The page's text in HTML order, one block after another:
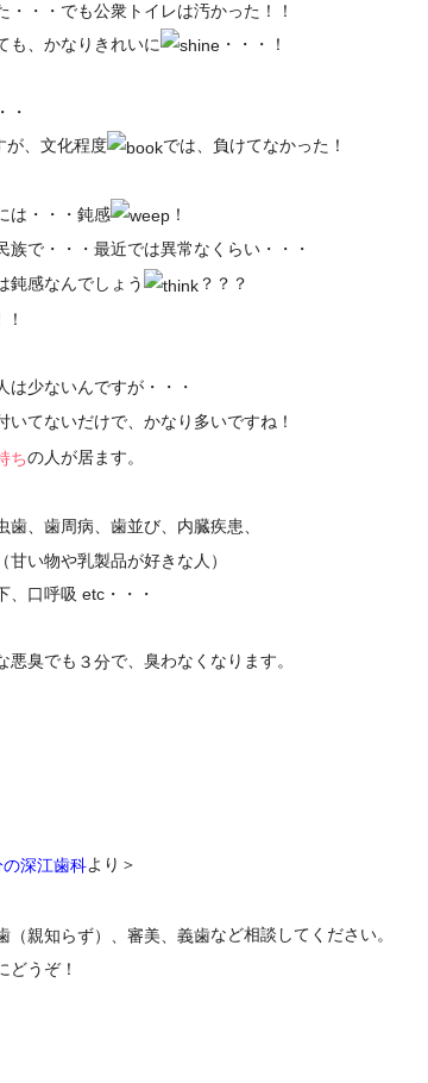
・・でも公衆トイレは汚かった！！
も、かなりきれいに
・・・！
・
が、文化程度 では、負けてなかった！
は・・・鈍感
！
族で・・・最近では異常なくらい・・・
鈍感なんでしょう
？？？
！
は少ないんですが・・・
てないだけで、かなり多いですね！
ちの人が居ます。
、歯周病、歯並び、内臓疾患、
や乳製品が好きな人）
吸 etc・・・
悪臭でも ３分で、臭わなくなります。
深江歯科より＞
（親知らず）、審美、義歯など相談してください。
どうぞ！